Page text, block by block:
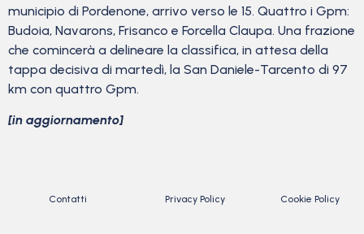
municipio di Pordenone, arrivo verso le 15. Quattro i Gpm:
Budoia, Navarons, Frisanco e Forcella Claupa. Una frazione
che comincerà a delineare la classifica, in attesa della
tappa decisiva di martedì, la San Daniele-Tarcento di 97
km con quattro Gpm.
[in aggiornamento]
Contatti Privacy Policy Cookie Policy